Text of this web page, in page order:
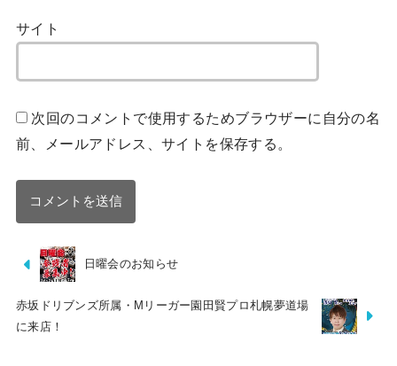
サイト
次回のコメントで使用するためブラウザーに自分の名
前、メールアドレス、サイトを保存する。
日曜会のお知らせ
赤坂ドリブンズ所属・Mリーガー園田賢プロ札幌夢道場
に来店！